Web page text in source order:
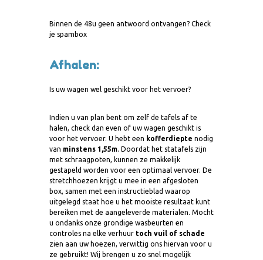
Binnen de 48u geen antwoord ontvangen? Check
je spambox
Afhalen:
Is uw wagen wel geschikt voor het vervoer?
Indien u van plan bent om zelf de tafels af te
halen, check dan even of uw wagen geschikt is
voor het vervoer. U hebt een kofferdiepte nodig
van minstens 1,55m . Doordat het statafels zijn
met schraagpoten, kunnen ze makkelijk
gestapeld worden voor een optimaal vervoer. De
stretchhoezen krijgt u mee in een afgesloten
box, samen met een instructieblad waarop
uitgelegd staat hoe u het mooiste resultaat kunt
bereiken met de aangeleverde materialen. Mocht
u ondanks onze grondige wasbeurten en
controles na elke verhuur toch vuil of schade
zien aan uw hoezen, verwittig ons hiervan voor u
ze gebruikt! Wij brengen u zo snel mogelijk